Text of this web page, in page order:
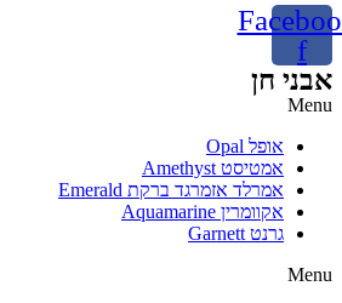
f
אבני חן
Menu
אופל Opal
אמטיסט Amethyst
אמרלד אזמרגד ברקת Emerald
אקוומרין Aquamarine
גרנט Garnett
Menu